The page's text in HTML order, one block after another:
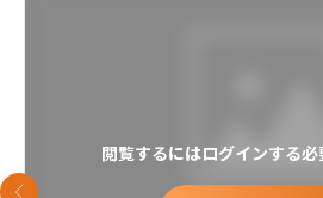
閲覧するにはログインする必